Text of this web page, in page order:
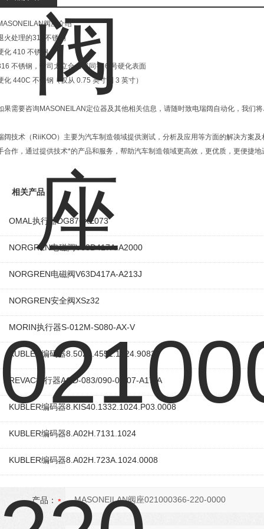
阀座介绍
火处理的316不锈钢
化 410 不锈钢
不锈钢，带司太立合金或同等 6 号硬化表面
化 440C 不锈钢（仅从 0.75 英寸到 3 英寸）
果需要咨询MASONEILAN定位器及其他相关信息，请随时致电瑞阔自动化，我们
阔技术（RiiKOO）主要为汽车制造领域提供测试，分析及应用等方面的解决方案
合作，通过提供技术*的产品和服务，帮助汽车制造领域更高效，更优质，更便捷
相关产品
OMAL执行器DG876XE073
NORGREN电磁阀V63D417A-A2000
NORGREN电磁阀V63D417A-A213J
NORGREN安全阀XSz32
MORIN执行器S-012M-S080-AX-V
KUBLER编码器8.5020.4551.1024.9083
REVAC执行器AGD-083/090-05/07-A17-A
KUBLER编码器8.KIS40.1332.1024.P03.0008
KUBLER编码器8.A02H.7131.1024
KUBLER编码器8.A02H.723A.1024.0008
产品：